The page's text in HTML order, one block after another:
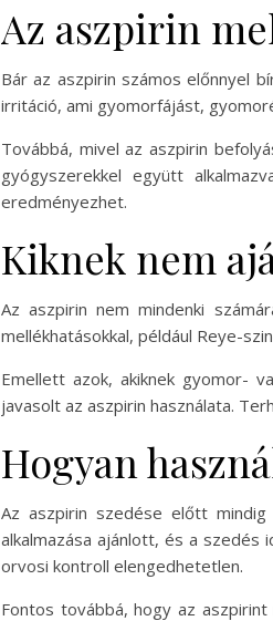
Az aszpirin
Bár az aszpirin számos előnnyel
irritáció, ami gyomorfájást,
Továbbá, mivel az aszpirin
gyógyszerekkel együtt
eredményezhet.
Kiknek nem
Az aszpirin nem mindenki
mellékhatásokkal, például Reye-
Emellett azok, akiknek gyomor-
javasolt az aszpirin használata.
Hogyan
Az aszpirin szedése előtt
alkalmazása ajánlott, és a szedés
orvosi kontroll elengedhetetlen.
Fontos továbbá, hogy az